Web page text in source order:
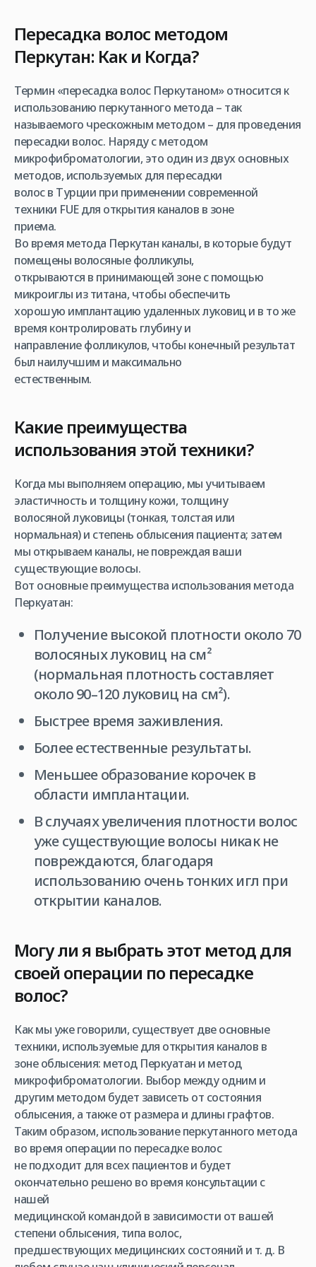
Пересадка волос методом
Перкутан: Как и Когда?
Термин «пересадка волос Перкутаном» относится к
использованию перкутанного метода – так
называемого чрескожным методом – для проведения
пересадки волос. Наряду с методом
микрофиброматологии, это один из двух основных
методов, используемых для пересадки
волос в Турции при применении современной
техники FUE для открытия каналов в зоне
приема.
Во время метода Перкутан каналы, в которые будут
помещены волосяные фолликулы,
открываются в принимающей зоне с помощью
микроиглы из титана, чтобы обеспечить
хорошую имплантацию удаленных луковиц и в то же
время контролировать глубину и
направление фолликулов, чтобы конечный результат
был наилучшим и максимально
естественным.
Какие преимущества
использования этой техники?
Когда мы выполняем операцию, мы учитываем
эластичность и толщину кожи, толщину
волосяной луковицы (тонкая, толстая или
нормальная) и степень облысения пациента; затем
мы открываем каналы, не повреждая ваши
существующие волосы.
Вот основные преимущества использования метода
Перкуатан:
Получение высокой плотности около 70
волосяных луковиц на см²
(нормальная плотность составляет
около 90–120 луковиц на см²).
Быстрее время заживления.
Более естественные результаты.
Меньшее образование корочек в
области имплантации.
В случаях увеличения плотности волос
уже существующие волосы никак не
повреждаются, благодаря
использованию очень тонких игл при
открытии каналов.
Могу ли я выбрать этот метод для
своей операции по пересадке
волос?
Как мы уже говорили, существует две основные
техники, используемые для открытия каналов в
зоне облысения: метод Перкуатан и метод
микрофиброматологии. Выбор между одним и
другим методом будет зависеть от состояния
облысения, а также от размера и длины графтов.
Таким образом, использование перкутанного метода
во время операции по пересадке волос
не подходит для всех пациентов и будет
окончательно решено во время консультации с
нашей
медицинской командой в зависимости от вашей
степени облысения, типа волос,
предшествующих медицинских состояний и т. д. В